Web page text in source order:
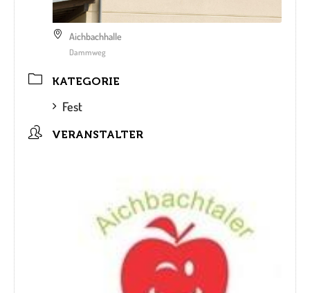
Aichbachhalle
Dammweg
KATEGORIE
Fest
VERANSTALTER